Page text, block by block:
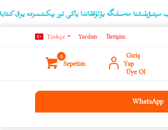
مەسىلىگە يۇلۇققاندا ياكى تور بېكىتىمىزدە يوق كىتابلارنىڭ
Türkçe Yardım İletişim
Giriş
Yap
Üye Ol
0
Sepetim
WhatsApp